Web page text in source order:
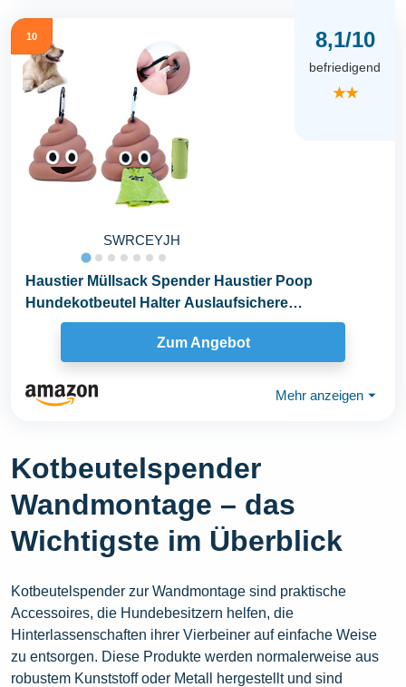
10
SWRCEYJH
8,1/10
befriedigend
★★
Haustier Müllsack Spender Haustier Poop
Hundekotbeutel Halter Auslaufsichere
Kotbeutelspender...
Zum Angebot
Mehr anzeigen ⏷
Kotbeutelspender
Wandmontage – das
Wichtigste im Überblick
Kotbeutelspender zur Wandmontage sind praktische
Accessoires, die Hundebesitzern helfen, die
Hinterlassenschaften ihrer Vierbeiner auf einfache Weise
zu entsorgen. Diese Produkte werden normalerweise aus
robustem Kunststoff oder Metall hergestellt und sind